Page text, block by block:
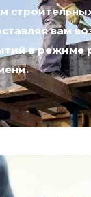
вам
в режиме